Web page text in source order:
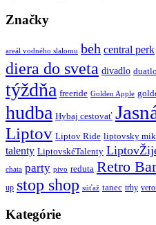
Značky
areál vodného slalomu beh central perk
diera do sveta divadlo
týždňa freeride Golden Apple
hudba Hybaj cestovať
Liptov Liptov Ride liptovsky
talenty LiptovskéTalenty
chata party pivo reduta Retro Bar
up stop shop súťaž tanec trhy
Kategórie